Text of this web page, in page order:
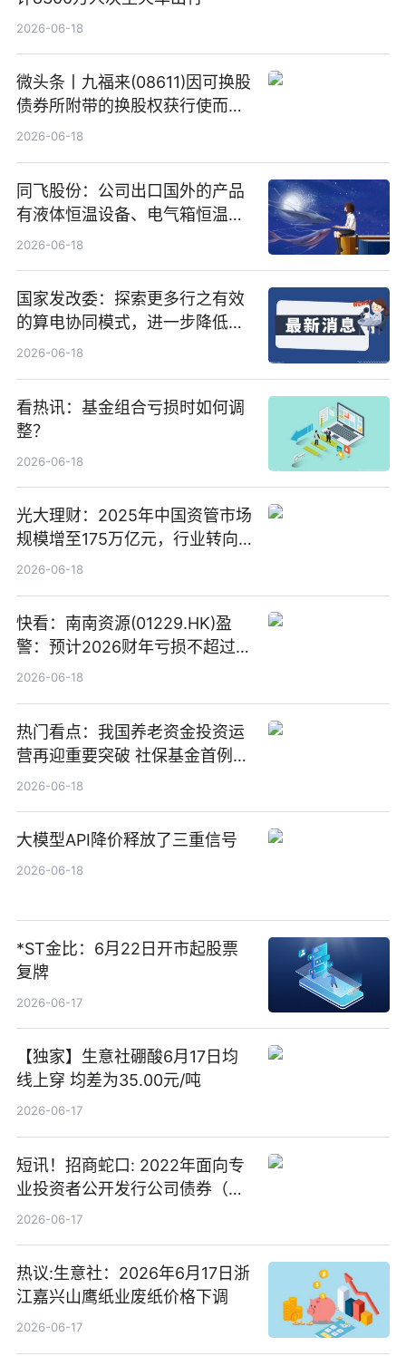
2026-06-18
微头条丨九福来(08611)因可换股
债券所附带的换股权获行使而发
行5200万股
2026-06-18
同飞股份：公司出口国外的产品
有液体恒温设备、电气箱恒温装
置、纯水冷却单元和特种换热器
2026-06-18
国家发改委：探索更多行之有效
的算电协同模式，进一步降低网
络传输时延_最资讯
2026-06-18
看热讯：基金组合亏损时如何调
整？
2026-06-18
光大理财：2025年中国资管市场
规模增至175万亿元，行业转向
“量质并重”
2026-06-18
快看：南南资源(01229.HK)盈
警：预计2026财年亏损不超过
1000万港元
2026-06-18
热门看点：我国养老资金投资运
营再迎重要突破 社保基金首例期
货账户完成开立
2026-06-18
大模型API降价释放了三重信号
2026-06-18
*ST金比：6月22日开市起股票
复牌
2026-06-17
【独家】生意社硼酸6月17日均
线上穿 均差为35.00元/吨
2026-06-17
短讯！招商蛇口: 2022年面向专
业投资者公开发行公司债券（第
二期）（品种二）2026年付息公
2026-06-17
热议:生意社：2026年6月17日浙
江嘉兴山鹰纸业废纸价格下调
2026-06-17